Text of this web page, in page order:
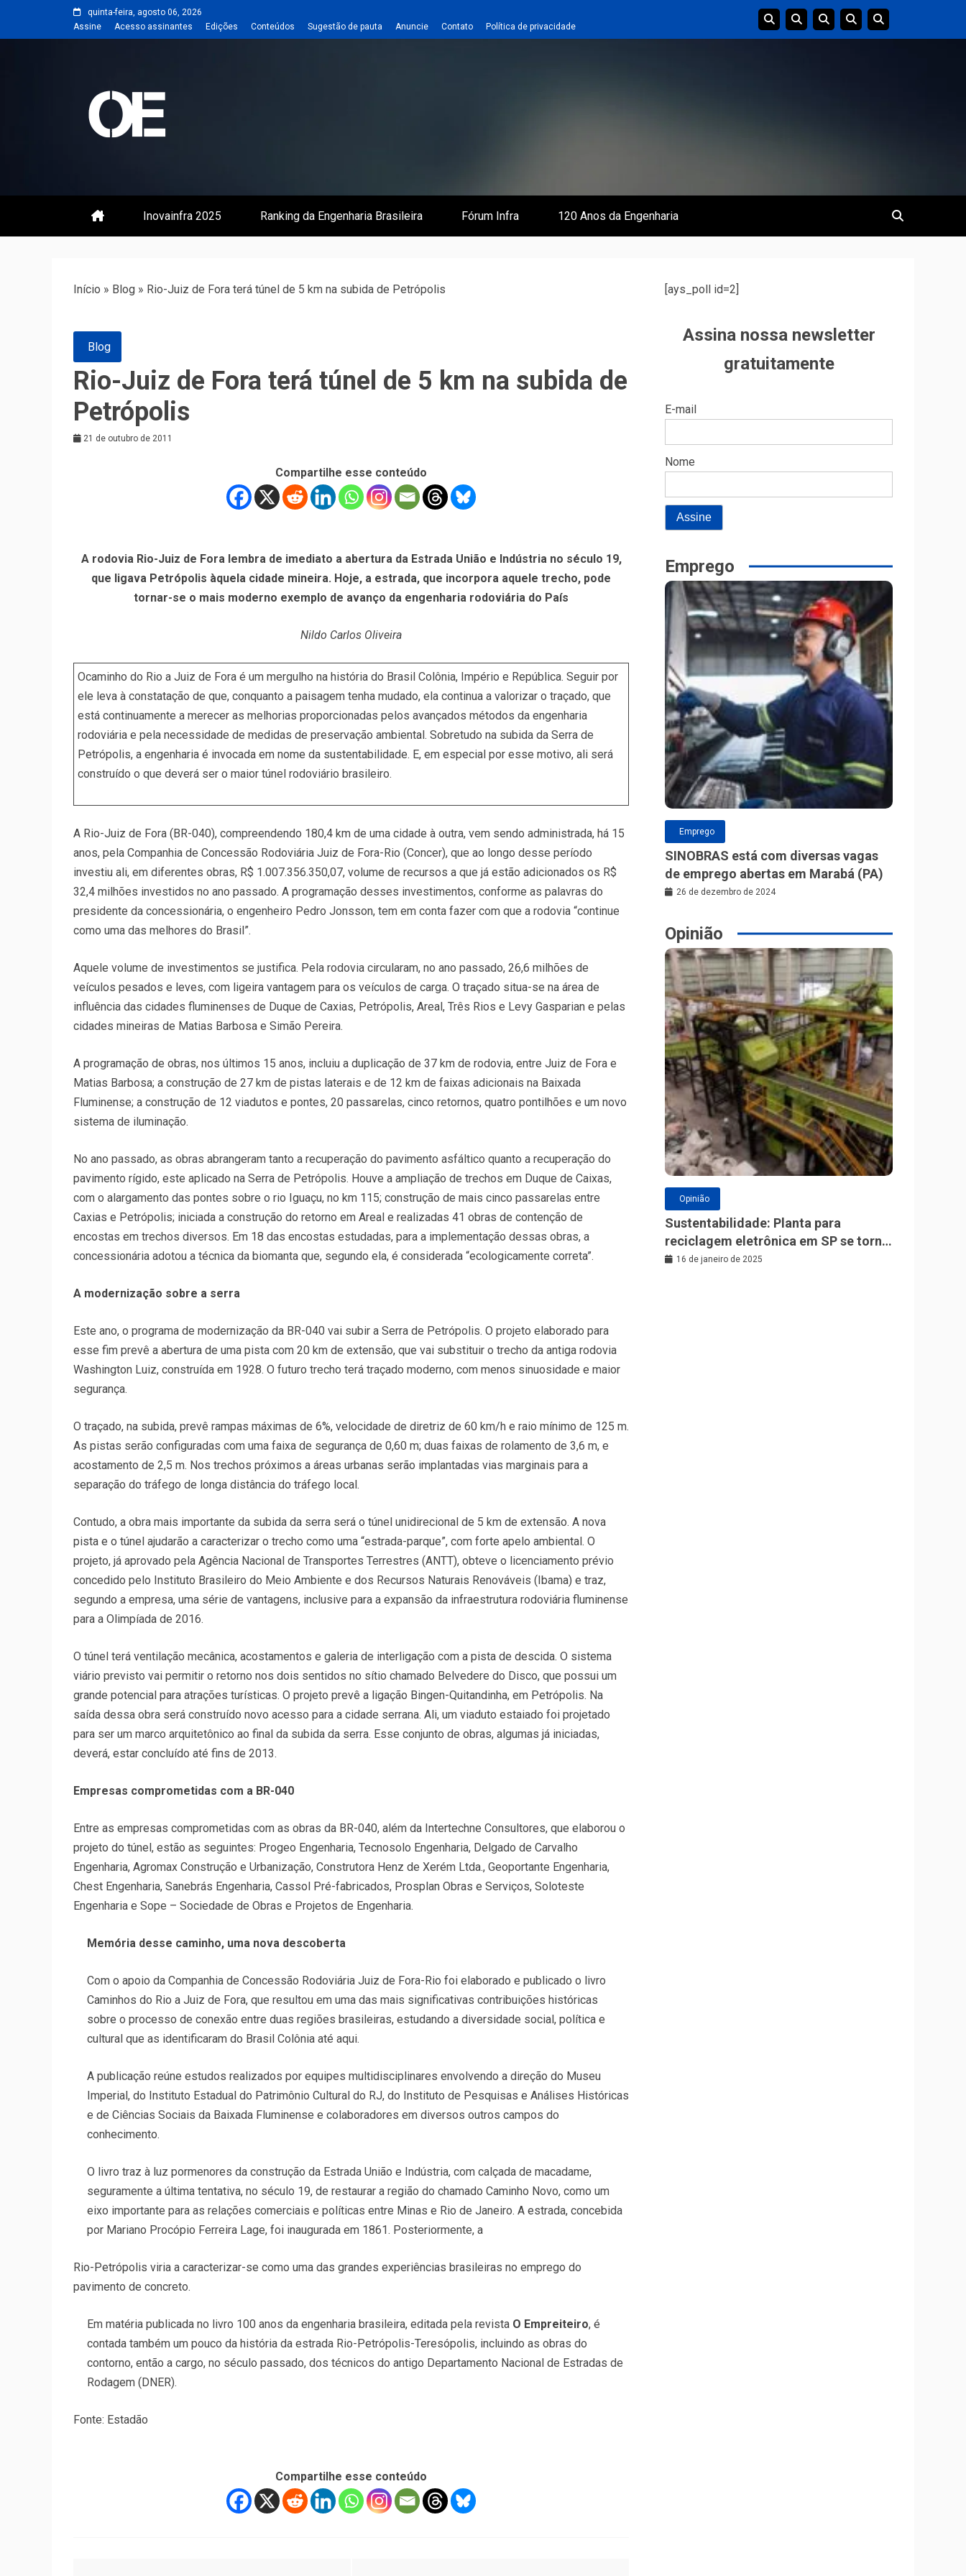
quinta-feira, agosto 06, 2026
Assine
Acesso assinantes Edições Conteúdos Sugestão de pauta Anuncie Contato Política de privacidade
Revista | O Empreiteiro
Inovainfra 2025 Ranking da Engenharia Brasileira Fórum Infra 120 Anos da Engenharia
Início » Blog » Rio-Juiz de Fora terá túnel de 5 km na subida de Petrópolis
Blog
Rio-Juiz de Fora terá túnel de 5 km na subida de
Petrópolis
21 de outubro de 2011
Compartilhe esse conteúdo
A rodovia Rio-Juiz de Fora lembra de imediato a abertura da Estrada União e Indústria no século 19,
que ligava Petrópolis àquela cidade mineira. Hoje, a estrada, que incorpora aquele trecho, pode
tornar-se o mais moderno exemplo de avanço da engenharia rodoviária do País
Nildo Carlos Oliveira
Ocaminho do Rio a Juiz de Fora é um mergulho na história do Brasil Colônia, Império e República. Seguir por
ele leva à constatação de que, conquanto a paisagem tenha mudado, ela continua a valorizar o traçado, que
está continuamente a merecer as melhorias proporcionadas pelos avançados métodos da engenharia
rodoviária e pela necessidade de medidas de preservação ambiental. Sobretudo na subida da Serra de
Petrópolis, a engenharia é invocada em nome da sustentabilidade. E, em especial por esse motivo, ali será
construído o que deverá ser o maior túnel rodoviário brasileiro.
A Rio-Juiz de Fora (BR-040), compreendendo 180,4 km de uma cidade à outra, vem sendo administrada, há 15
anos, pela Companhia de Concessão Rodoviária Juiz de Fora-Rio (Concer), que ao longo desse período
investiu ali, em diferentes obras, R$ 1.007.356.350,07, volume de recursos a que já estão adicionados os R$
32,4 milhões investidos no ano passado. A programação desses investimentos, conforme as palavras do
presidente da concessionária, o engenheiro Pedro Jonsson, tem em conta fazer com que a rodovia “continue
como uma das melhores do Brasil”.
Aquele volume de investimentos se justifica. Pela rodovia circularam, no ano passado, 26,6 milhões de
veículos pesados e leves, com ligeira vantagem para os veículos de carga. O traçado situa-se na área de
influência das cidades fluminenses de Duque de Caxias, Petrópolis, Areal, Três Rios e Levy Gasparian e pelas
cidades mineiras de Matias Barbosa e Simão Pereira.
A programação de obras, nos últimos 15 anos, incluiu a duplicação de 37 km de rodovia, entre Juiz de Fora e
Matias Barbosa; a construção de 27 km de pistas laterais e de 12 km de faixas adicionais na Baixada
Fluminense; a construção de 12 viadutos e pontes, 20 passarelas, cinco retornos, quatro pontilhões e um novo
sistema de iluminação.
No ano passado, as obras abrangeram tanto a recuperação do pavimento asfáltico quanto a recuperação do
pavimento rígido, este aplicado na Serra de Petrópolis. Houve a ampliação de trechos em Duque de Caixas,
com o alargamento das pontes sobre o rio Iguaçu, no km 115; construção de mais cinco passarelas entre
Caxias e Petrópolis; iniciada a construção do retorno em Areal e realizadas 41 obras de contenção de
encostas em trechos diversos. Em 18 das encostas estudadas, para a implementação dessas obras, a
concessionária adotou a técnica da biomanta que, segundo ela, é considerada “ecologicamente correta”.
A modernização sobre a serra
Este ano, o programa de modernização da BR-040 vai subir a Serra de Petrópolis. O projeto elaborado para
esse fim prevê a abertura de uma pista com 20 km de extensão, que vai substituir o trecho da antiga rodovia
Washington Luiz, construída em 1928. O futuro trecho terá traçado moderno, com menos sinuosidade e maior
segurança.
O traçado, na subida, prevê rampas máximas de 6%, velocidade de diretriz de 60 km/h e raio mínimo de 125 m.
As pistas serão configuradas com uma faixa de segurança de 0,60 m; duas faixas de rolamento de 3,6 m, e
acostamento de 2,5 m. Nos trechos próximos a áreas urbanas serão implantadas vias marginais para a
separação do tráfego de longa distância do tráfego local.
Contudo, a obra mais importante da subida da serra será o túnel unidirecional de 5 km de extensão. A nova
pista e o túnel ajudarão a caracterizar o trecho como uma “estrada-parque”, com forte apelo ambiental. O
projeto, já aprovado pela Agência Nacional de Transportes Terrestres (ANTT), obteve o licenciamento prévio
concedido pelo Instituto Brasileiro do Meio Ambiente e dos Recursos Naturais Renováveis (Ibama) e traz,
segundo a empresa, uma série de vantagens, inclusive para a expansão da infraestrutura rodoviária fluminense
para a Olimpíada de 2016.
O túnel terá ventilação mecânica, acostamentos e galeria de interligação com a pista de descida. O sistema
viário previsto vai permitir o retorno nos dois sentidos no sítio chamado Belvedere do Disco, que possui um
grande potencial para atrações turísticas. O projeto prevê a ligação Bingen-Quitandinha, em Petrópolis. Na
saída dessa obra será construído novo acesso para a cidade serrana. Ali, um viaduto estaiado foi projetado
para ser um marco arquitetônico ao final da subida da serra. Esse conjunto de obras, algumas já iniciadas,
deverá, estar concluído até fins de 2013.
Empresas comprometidas com a BR-040
Entre as empresas comprometidas com as obras da BR-040, além da Intertechne Consultores, que elaborou o
projeto do túnel, estão as seguintes: Progeo Engenharia, Tecnosolo Engenharia, Delgado de Carvalho
Engenharia, Agromax Construção e Urbanização, Construtora Henz de Xerém Ltda., Geoportante Engenharia,
Chest Engenharia, Sanebrás Engenharia, Cassol Pré-fabricados, Prosplan Obras e Serviços, Soloteste
Engenharia e Sope – Sociedade de Obras e Projetos de Engenharia.
Memória desse caminho, uma nova descoberta
Com o apoio da Companhia de Concessão Rodoviária Juiz de Fora-Rio foi elaborado e publicado o livro
Caminhos do Rio a Juiz de Fora, que resultou em uma das mais significativas contribuições históricas
sobre o processo de conexão entre duas regiões brasileiras, estudando a diversidade social, política e
cultural que as identificaram do Brasil Colônia até aqui.
A publicação reúne estudos realizados por equipes multidisciplinares envolvendo a direção do Museu
Imperial, do Instituto Estadual do Patrimônio Cultural do RJ, do Instituto de Pesquisas e Análises Históricas
e de Ciências Sociais da Baixada Fluminense e colaboradores em diversos outros campos do
conhecimento.
O livro traz à luz pormenores da construção da Estrada União e Indústria, com calçada de macadame,
seguramente a última tentativa, no século 19, de restaurar a região do chamado Caminho Novo, como um
eixo importante para as relações comerciais e políticas entre Minas e Rio de Janeiro. A estrada, concebida
por Mariano Procópio Ferreira Lage, foi inaugurada em 1861. Posteriormente, a
Rio-Petrópolis viria a caracterizar-se como uma das grandes experiências brasileiras no emprego do
pavimento de concreto.
Em matéria publicada no livro 100 anos da engenharia brasileira, editada pela revista O Empreiteiro, é
contada também um pouco da história da estrada Rio-Petrópolis-Teresópolis, incluindo as obras do
contorno, então a cargo, no século passado, dos técnicos do antigo Departamento Nacional de Estradas de
Rodagem (DNER).
Fonte: Estadão
Compartilhe esse conteúdo
[ays_poll id=2]
Assina nossa newsletter
gratuitamente
E-mail
Nome
Emprego
Emprego
SINOBRAS está com diversas vagas
de emprego abertas em Marabá (PA)
26 de dezembro de 2024
Opinião
Opinião
Sustentabilidade: Planta para
reciclagem eletrônica em SP se torna
a maior da América Latina
16 de janeiro de 2025